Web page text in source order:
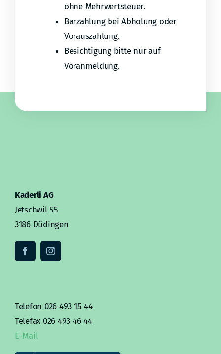
ohne Mehrwertsteuer.
Barzahlung bei Abholung oder
Vorauszahlung.
Besichtigung bitte nur auf
Voranmeldung.
Kaderli AG
Jetschwil 55
3186 Düdingen
Telefon 026 493 15 44
Telefax 026 493 46 44
E-Mail